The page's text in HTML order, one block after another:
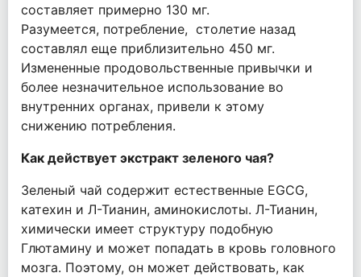
составляет примерно 130 мг.
Разумеется, потребление, столетие назад
составлял еще приблизительно 450 мг.
Измененные продовольственные привычки и
более незначительное использование во
внутренних органах, привели к этому
снижению потребления.
Как действует экстракт зеленого чая?
Зеленый чай содержит естественные EGCG,
катехин и Л-Тианин, аминокислоты. Л-Тианин,
химически имеет структуру подобную
Глютамину и может попадать в кровь головного
мозга. Поэтому, он может действовать, как